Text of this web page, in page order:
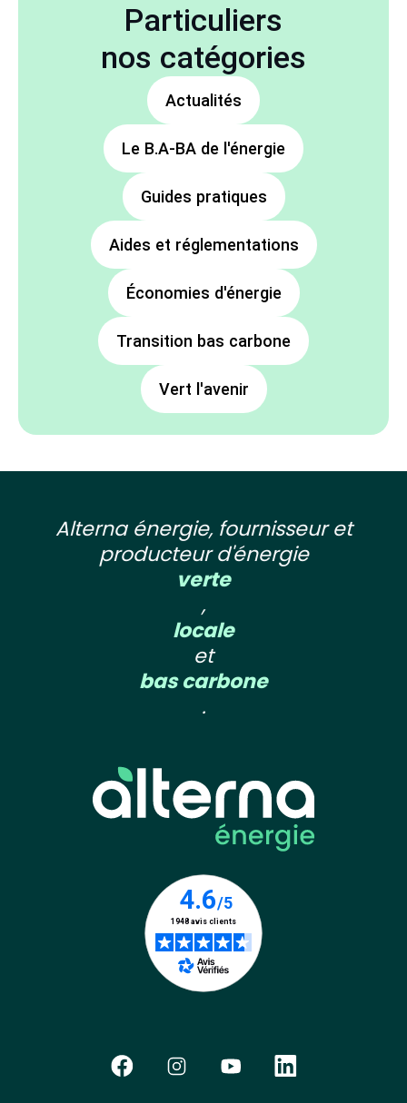
Particuliers
nos catégories
Actualités
Le B.A-BA de l'énergie
Guides pratiques
Aides et réglementations
Économies d'énergie
Transition bas carbone
Vert l'avenir
Alterna énergie, fournisseur et
producteur d'énergie
verte
,
locale
et
bas carbone
.